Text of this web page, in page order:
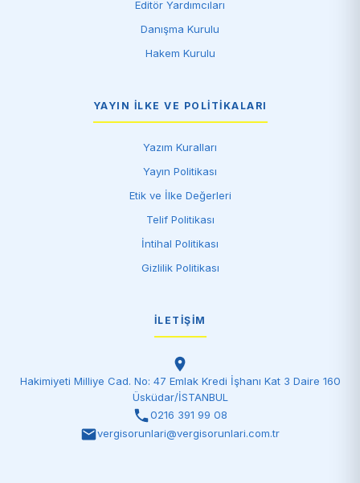
Editör Yardımcıları
Danışma Kurulu
Hakem Kurulu
YAYIN İLKE VE POLITIKALARI
Yazım Kuralları
Yayın Politikası
Etik ve İlke Değerleri
Telif Politikası
İntihal Politikası
Gizlilik Politikası
İLETIŞIM
Hakimiyeti Milliye Cad. No: 47 Emlak Kredi İşhanı Kat 3 Daire 160
Üsküdar/İSTANBUL
0216 391 99 08
vergisorunlari@vergisorunlari.com.tr